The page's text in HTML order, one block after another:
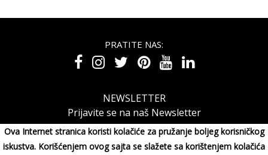
Ova Internet stranica koristi kolačiće za pružanje boljeg korisničkog
iskustva. Korišćenjem ovog sajta se slažete sa korištenjem kolačića
PRATITE NAS:
NEWSLETTER
Prijavite se na naš Newsletter